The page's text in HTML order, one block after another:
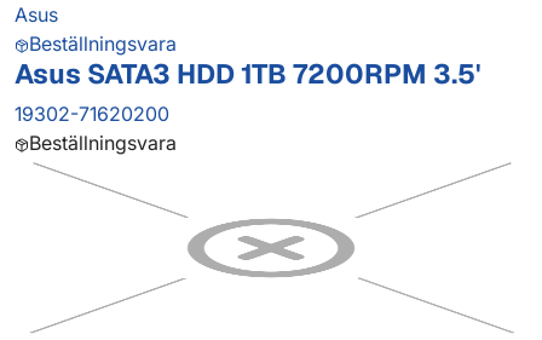
Asus
Beställningsvara
Asus SATA3 HDD 1TB 7200RPM 3.5'
19302-71620200
Beställningsvara